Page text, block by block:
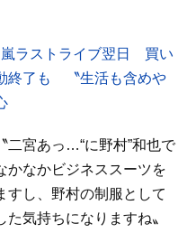
ラストライブ翌日 買い
終了も 〝生活も含めや
二宮あっ…“に野村”和也で
かなかビジネススーツを
すし、野村の制服として
気持ちになりますね〟